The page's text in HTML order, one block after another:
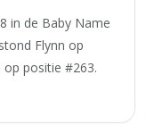
in de Baby Name
Flynn op
positie #263.